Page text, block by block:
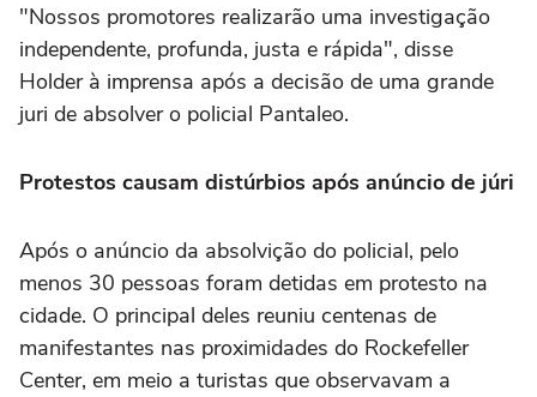
"Nossos promotores realizarão uma investigação
independente, profunda, justa e rápida", disse
Holder à imprensa após a decisão de uma grande
juri de absolver o policial Pantaleo.
Protestos causam distúrbios após anúncio de júri
Após o anúncio da absolvição do policial, pelo
menos 30 pessoas foram detidas em protesto na
cidade. O principal deles reuniu centenas de
manifestantes nas proximidades do Rockefeller
Center, em meio a turistas que observavam a